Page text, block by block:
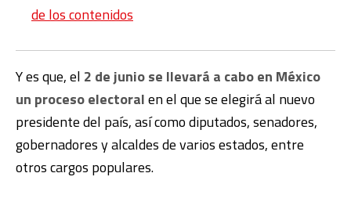
de los contenidos
Y es que, el 2 de junio se llevará a cabo en México
un proceso electoralen el que se elegirá al nuevo
presidente del país, así como diputados, senadores,
gobernadores y alcaldes de varios estados, entre
otros cargos populares.